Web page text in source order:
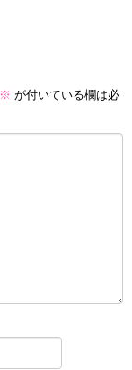
※ が付いている欄は必